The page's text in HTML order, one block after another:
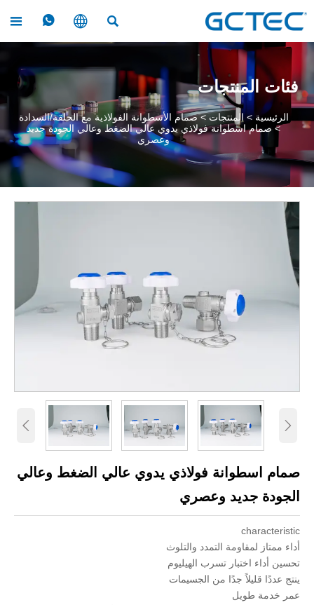




فئات المنتجات
الرئيسية>المنتجات>صمام الأسطوانة الفولاذية مع الحلقة/السدادة
> صمام اسطوانة فولاذي يدوي عالي الضغط وعالي الجودة جديد
وعصري
 
صمام اسطوانة فولاذي يدوي عالي الضغط وعالي
الجودة جديد وعصري
characteristic
أداء ممتاز لمقاومة التمدد والتلوث
تحسين أداء اختبار تسرب الهيليوم
ينتج عددًا قليلاً جدًا من الجسيمات
عمر خدمة طويل